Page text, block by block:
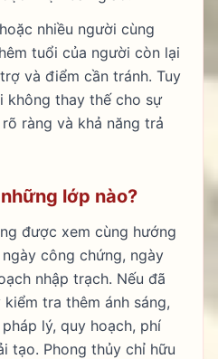
nhiều người cùng
tuổi của người còn lại
và điểm cần tránh. Tuy
không thay thế cho sự
ràng và khả năng trả
lớp nào?
được xem cùng hướng
công chứng, ngày
nhập trạch. Nếu đã
tra thêm ánh sáng,
lý, quy hoạch, phí
tạo. Phong thủy chỉ hữu